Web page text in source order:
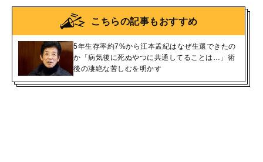
こちらの記事もおすすめ
5年生存率約7%から江本孟紀はなぜ生還できたの
か「病気後に死ぬやつに共通してることは…」術
後の凄絶な苦しむを明かす